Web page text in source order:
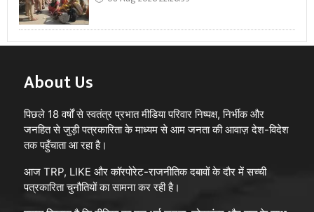
About Us
पिछले 18 वर्षों से स्वतंत्र प्रभात मीडिया परिवार निष्पक्ष, निर्भीक और
जनहित से जुड़ी पत्रकारिता के माध्यम से आम जनता की आवाज़ देश-विदेश
तक पहुँचाता आ रहा है।
आज TRP, LIKE और कॉरपोरेट-राजनीतिक दबावों के दौर में सच्ची
पत्रकारिता चुनौतियों का सामना कर रही है।